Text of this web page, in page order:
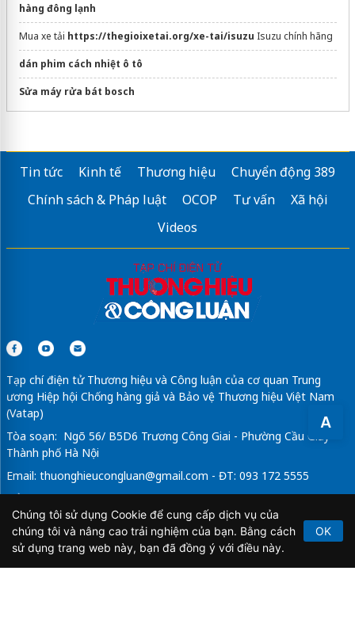
A
hàng đông lạnh
Mua xe tải https://thegioixetai.org/xe-tai/isuzu Isuzu chính hãng
dán phim cách nhiệt ô tô
Sửa máy rửa bát bosch
Tin tức Kinh tế Thương hiệu
Chuyển động 389
Chính sách & Pháp luật
OCOP Tư vấn
Xã hội
Videos
Tạp chí điện tử Thương hiệu và Công luận của cơ quan Trung
ương Hiệp hội Chống hàng giả và Bảo vệ Thương hiệu Việt Nam
(Vatap)
Tòa soạn: Ngõ 56/ B5D6 Trương Công Giai - Phường Cầu Giấy -
Thành phố Hà Nội
Email: thuonghieucongluan@gmail.com - ĐT: 093 172 5555
Tổng Biên Tập: Vũ Đức Thuận
Giấy phép hoạt động báo chí điện tử số 64/GP-BTTTT do Bộ
Thông tin và Truyền thông cấp ngày 21/2/2020.
Chúng tôi sử dụng Cookie để cung cấp dịch vụ của
chúng tôi và nâng cao trải nghiệm của bạn. Bằng cách
sử dụng trang web này, bạn đã đồng ý với điều này.
OK